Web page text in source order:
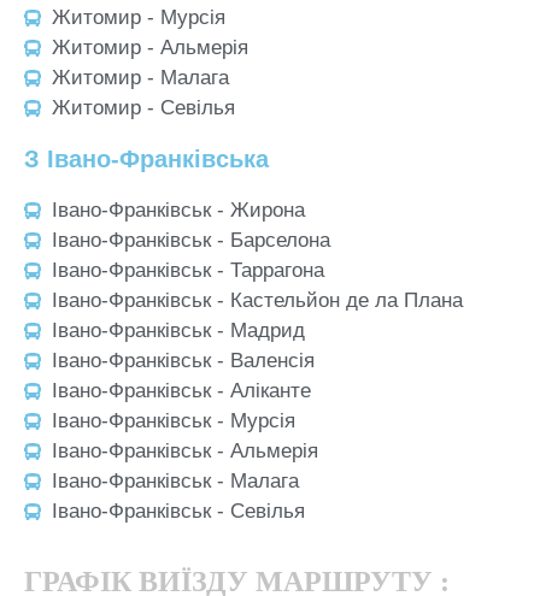
Житомир - Мурсія
Житомир - Альмерія
Житомир - Малага
Житомир - Севілья
З Івано-Франківська
Івано-Франківськ - Жирона
Івано-Франківськ - Барселона
Івано-Франківськ - Таррагона
Івано-Франківськ - Кастельйон де ла Плана
Івано-Франківськ - Мадрид
Івано-Франківськ - Валенсія
Івано-Франківськ - Аліканте
Івано-Франківськ - Мурсія
Івано-Франківськ - Альмерія
Івано-Франківськ - Малага
Івано-Франківськ - Севілья
ГРАФІК ВИЇЗДУ МАРШРУТУ :